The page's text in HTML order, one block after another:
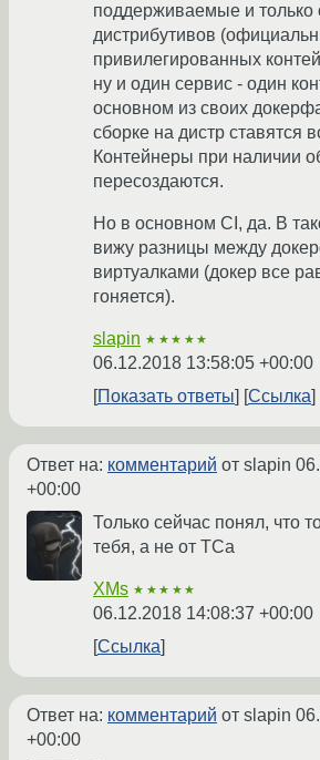
поддерживаемые и только
дистрибутивов
привилегированных
ну и один сервис - один
основном из своих
сборке на дистр ставятся
Контейнеры при наличии
пересоздаются.
Но в основном CI, да. В
вижу разницы между
виртуалками (докер все
гоняется).
slapin ★★★★★
06.12.2018 13:58:05 +00:00
Показать ответы
Ссылка
Ответ на: комментарий от slapin
+00:00
Только сейчас понял, что
тебя, а не от ТСа
XMs ★★★★★
06.12.2018 14:08:37 +00:00
Ссылка
Ответ на: комментарий от slapin
+00:00